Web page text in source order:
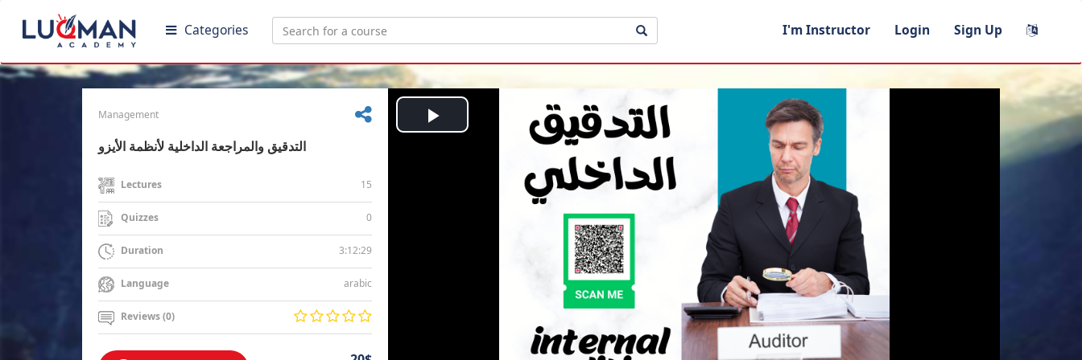
Categories I'm Instructor Login Sign Up
Management
التدقيق والمراجعة الداخلية لأنظمة الأيزو
Lectures 15
Quizzes 0
Duration 3:12:29
Language arabic
Reviews (0)
Play